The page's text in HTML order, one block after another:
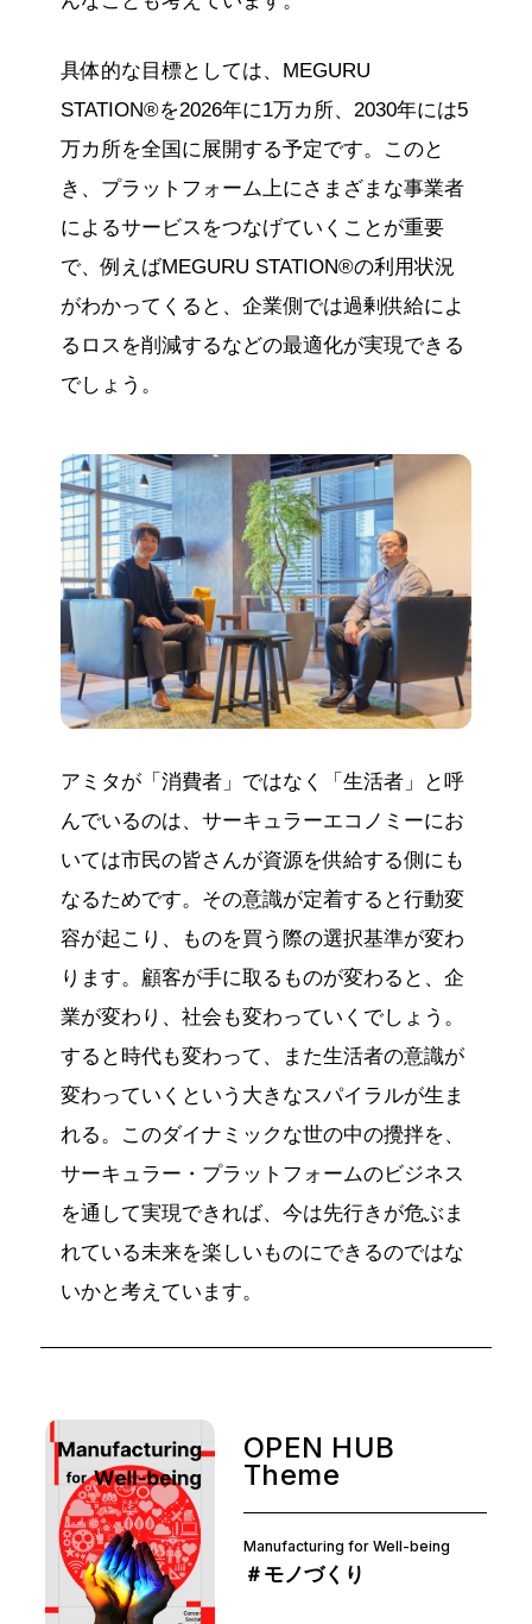
具体的な目標としては、MEGURU
STATION®を2026年に1万カ所、2030年には5
万カ所を全国に展開する予定です。このと
き、プラットフォーム上にさまざまな事業者
によるサービスをつなげていくことが重要
で、例えばMEGURU STATION®の利用状況
がわかってくると、企業側では過剰供給によ
るロスを削減するなどの最適化が実現できる
でしょう。
アミタが「消費者」ではなく「生活者」と呼
んでいるのは、サーキュラーエコノミーにお
いては市民の皆さんが資源を供給する側にも
なるためです。その意識が定着すると行動変
容が起こり、ものを買う際の選択基準が変わ
ります。顧客が手に取るものが変わると、企
業が変わり、社会も変わっていくでしょう。
すると時代も変わって、また生活者の意識が
変わっていくという大きなスパイラルが生ま
れる。このダイナミックな世の中の攪拌を、
サーキュラー・プラットフォームのビジネス
を通して実現できれば、今は先行きが危ぶま
れている未来を楽しいものにできるのではな
いかと考えています。
OPEN HUB
Theme
Manufacturing for Well-being
＃モノづくり